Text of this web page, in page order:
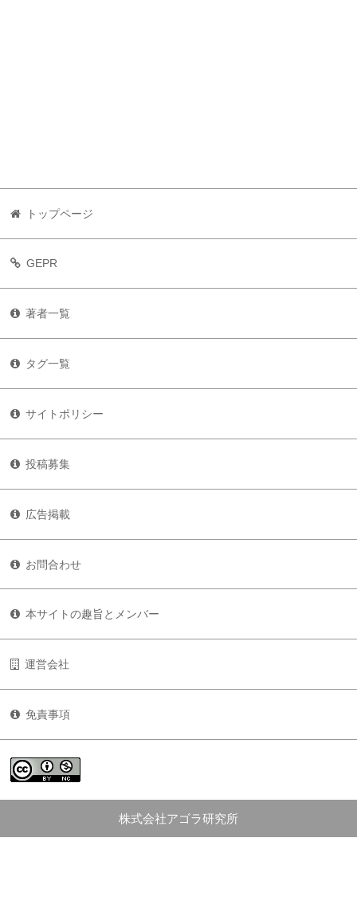
トップページ
GEPR
著者一覧
タグ一覧
サイトポリシー
投稿募集
広告掲載
お問合わせ
本サイトの趣旨とメンバー
運営会社
免責事項
株式会社アゴラ研究所